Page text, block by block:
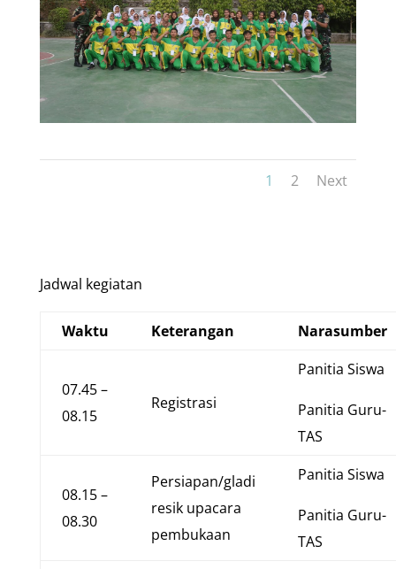
1 2 Next
Jadwal kegiatan
Waktu Keterangan Narasumber
07.45 –
08.15
Registrasi
Panitia Siswa
Panitia Guru-
TAS
08.15 –
08.30
Persiapan/gladi
resik upacara
pembukaan
Panitia Siswa
Panitia Guru-
TAS